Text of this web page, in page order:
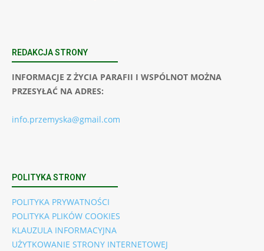
REDAKCJA STRONY
INFORMACJE Z ŻYCIA PARAFII I WSPÓLNOT MOŻNA
PRZESYŁAĆ NA ADRES:
info.przemyska@gmail.com
POLITYKA STRONY
POLITYKA PRYWATNOŚCI
POLITYKA PLIKÓW COOKIES
KLAUZULA INFORMACYJNA
UŻYTKOWANIE STRONY INTERNETOWEJ